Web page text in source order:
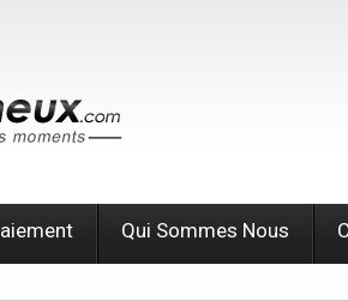
Qui Sommes Nous